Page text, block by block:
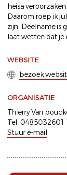
heisa
Daarom roep ik
zijn. Deelname is
laat wetten dat je
WEBSITE
bezoek
ORGANISATIE
Thierry Van
Tel. 0485032601
Stuur e-mail